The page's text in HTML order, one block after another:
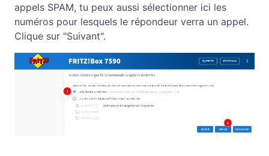
appels SPAM, tu peux aussi sélectionner ici les
numéros pour lesquels le répondeur verra un appel.
Clique sur "Suivant".